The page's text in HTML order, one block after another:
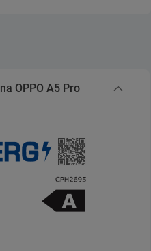
OPPO A5 Pro
OPPO A5 Pro